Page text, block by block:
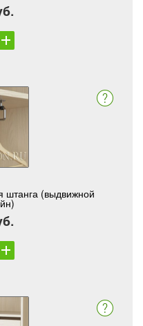
штанга (выдвижной